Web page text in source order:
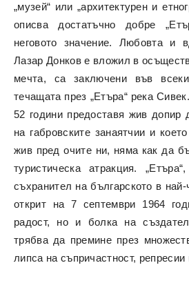
„музей“ или „архитектурен и
описва достатъчно добре
неговото значение. Любовта и
Лазар Донков е вложил в
мечта, са заключени във
течащата през „Етъра“ река
52 години предоставя жив допир
на габровските занаятчии и
жив пред очите ни, няма как да
туристическа атракция.
съхранител на българското в
открит на 7 септември 1964
радост, но и болка на
трябва да премине през
липса на съпричастност,